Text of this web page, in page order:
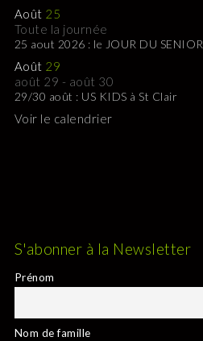
Août 25
Toute la journée
25 aout 2026 : le JOUR DU SENIOR
Août 29
août 29 - août 30
29/30 août : US KIDS à St Clair
Voir le calendrier
S'abonner à la Newsletter
Prénom
Nom de famille